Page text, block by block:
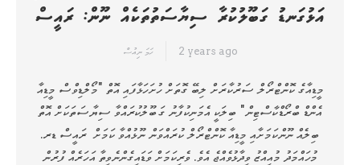
އަޅުގަނޑު ގަބޫލުކުރާ ސިޔާސަތުތަކެއް ނޫން: ރައީސް
ހަމަ ނިއުސް 2 years ago
މީޑިއާގެ ކޮންޓްރޯލް ސަރުކާރަށް ލިބޭ ގޮތަށް ހުށަހަޅާފައި އޮތް "މޯލްޑިވްސް މީޑިއާ
އެންޑް ބްރޯޑްކާސްޓިން" ބިލަކީ އެމަނިކުފާނު ގަބޫލުކުރައްވާ ސިޔާސަތަކަށް އޮތް
ބިލެއް ނޫންކަމަށާއި މީޑިއާ ކޮންޓްރޯލް ކުރައްވަން ނޫޅުއްވާ ކަމަށް ރައީސް ޑރ.
މުހައްމަދު މުއިއްޒު ވިދާޅުވެއްޖެ އެވެ. ވެރިކަމަށް ވަޑައިގެންނެވިތާ އަހަރެއް ފުރުން